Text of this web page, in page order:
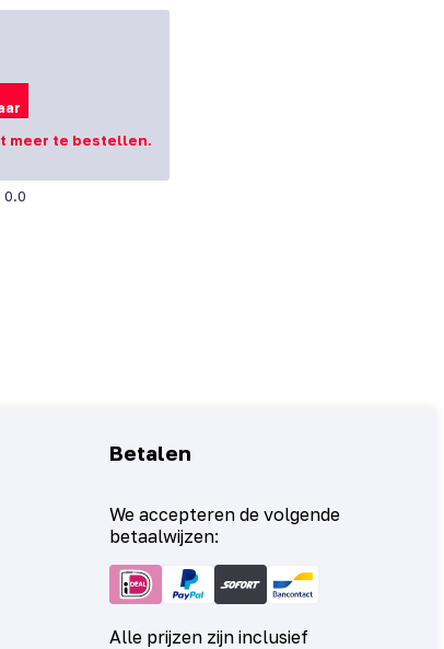
meer te bestellen.
0.0
Betalen
We accepteren de volgende
betaalwijzen:
Alle prijzen zijn inclusief